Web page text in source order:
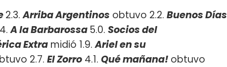
2.3.Arriba Argentinos obtuvo 2.2. Buenos Días
A la Barbarossa5.0. Socios del
Extra midió 1.9.Ariel en su
2.7. El Zorro 4.1. Qué mañana! obtuvo